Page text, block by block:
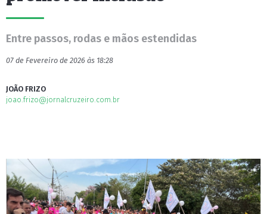
Entre passos, rodas e mãos estendidas
07 de Fevereiro de 2026 às 18:28
JOÃO FRIZO
joao.frizo@jornalcruzeiro.com.br